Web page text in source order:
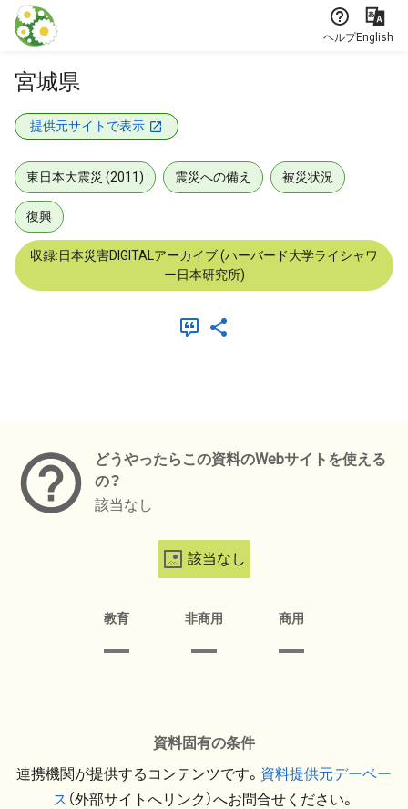
本文に飛ぶ
ヘルプEnglish
宮城県
提供元サイトで表示
東日本大震災 (2011) 震災への備え 被災状況
復興
収録:日本災害DIGITALアーカイブ (ハーバード大学ライシャワ
ー日本研究所)
どうやったらこの資料のWebサイトを使える
の？
該当なし
該当なし
教育 非商用 商用
資料固有の条件
連携機関が提供するコンテンツです。 資料提供元デーベー
ス （外部サイトへリンク）へお問合せください。